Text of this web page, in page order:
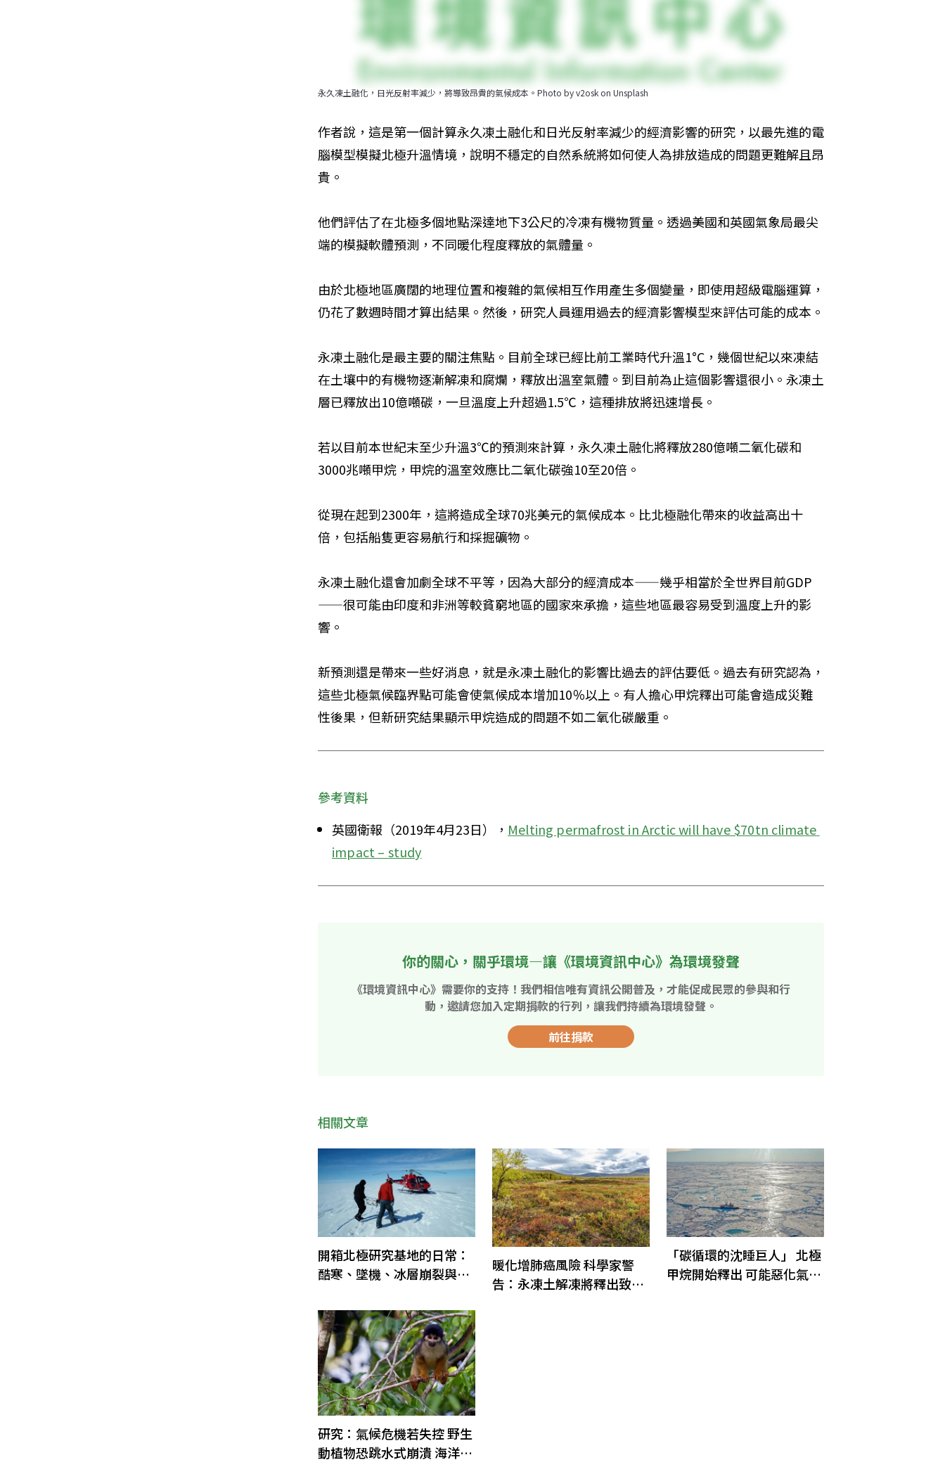
永久凍土融化，日光反射率減少，將導致昂貴的氣候成本。Photo by v2osk on Unsplash
作者說，這是第一個計算永久凍土融化和日光反射率減少的經濟影響的研究，以最先進的電
腦模型模擬北極升溫情境，說明不穩定的自然系統將如何使人為排放造成的問題更難解且昂
貴。
他們評估了在北極多個地點深達地下3公尺的冷凍有機物質量。透過美國和英國氣象局最尖
端的模擬軟體預測，不同暖化程度釋放的氣體量。
由於北極地區廣闊的地理位置和複雜的氣候相互作用產生多個變量，即使用超級電腦運算，
仍花了數週時間才算出結果。然後，研究人員運用過去的經濟影響模型來評估可能的成本。
永凍土融化是最主要的關注焦點。目前全球已經比前工業時代升溫1°C，幾個世紀以來凍結
在土壤中的有機物逐漸解凍和腐爛，釋放出溫室氣體。到目前為止這個影響還很小。永凍土
層已釋放出10億噸碳，一旦溫度上升超過1.5℃，這種排放將迅速增長。
若以目前本世紀末至少升溫3℃的預測來計算，永久凍土融化將釋放280億噸二氧化碳和
3000兆噸甲烷，甲烷的溫室效應比二氧化碳強10至20倍。
從現在起到2300年，這將造成全球70兆美元的氣候成本。比北極融化帶來的收益高出十
倍，包括船隻更容易航行和採掘礦物。
永凍土融化還會加劇全球不平等，因為大部分的經濟成本——幾乎相當於全世界目前GDP
——很可能由印度和非洲等較貧窮地區的國家來承擔，這些地區最容易受到溫度上升的影
響。
新預測還是帶來一些好消息，就是永凍土融化的影響比過去的評估要低。過去有研究認為，
這些北極氣候臨界點可能會使氣候成本增加10％以上。有人擔心甲烷釋出可能會造成災難
性後果，但新研究結果顯示甲烷造成的問題不如二氧化碳嚴重。
參考資料
英國衛報（2019年4月23日）， Melting permafrost in Arctic will have $70tn climate
impact – study
你的關心，關乎環境—讓《環境資訊中心》為環境發聲
《環境資訊中心》需要你的支持！我們相信唯有資訊公開普及，才能促成民眾的參與和行
動，邀請您加入定期捐款的行列，讓我們持續為環境發聲。
前往捐款
相關文章
開箱北極研究基地的日常：
酷寒、墜機、冰層崩裂與串
暖化增肺癌風險 科學家警
告：永凍土解凍將釋出致癌
「碳循環的沈睡巨人」 北極
甲烷開始釋出 可能惡化氣候
研究：氣候危機若失控 野生
動植物恐跳水式崩潰 海洋生